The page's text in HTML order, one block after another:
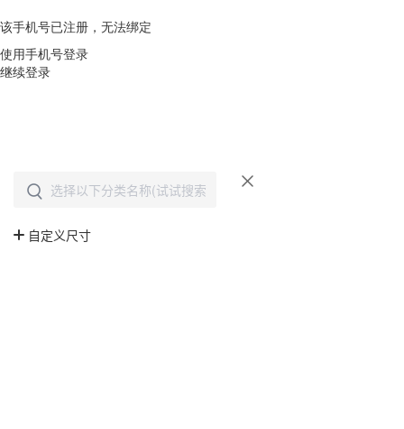
该手机号已注册，无法绑定
使用手机号登录
继续登录